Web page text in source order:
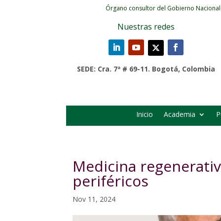
Órgano consultor del Gobierno
Nuestras redes
SEDE: Cra. 7ª # 69-11. Bogotá, Colombia
Inicio Academia
Medicina
periféricos
Nov 11, 2024